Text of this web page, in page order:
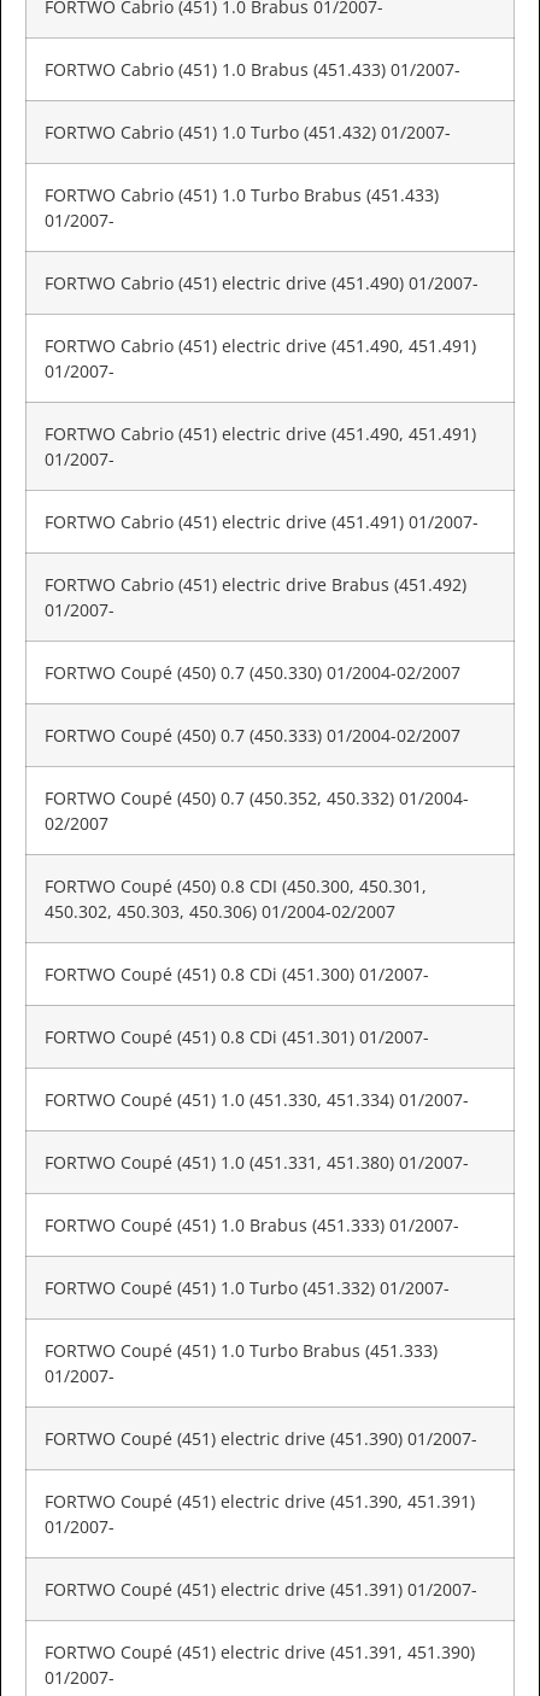
FORTWO Cabrio (451) 1.0 Brabus 01/2007-
FORTWO Cabrio (451) 1.0 Brabus (451.433) 01/2007-
FORTWO Cabrio (451) 1.0 Turbo (451.432) 01/2007-
FORTWO Cabrio (451) 1.0 Turbo Brabus (451.433)
01/2007-
FORTWO Cabrio (451) electric drive (451.490) 01/2007-
FORTWO Cabrio (451) electric drive (451.490, 451.491)
01/2007-
FORTWO Cabrio (451) electric drive (451.490, 451.491)
01/2007-
FORTWO Cabrio (451) electric drive (451.491) 01/2007-
FORTWO Cabrio (451) electric drive Brabus (451.492)
01/2007-
FORTWO Coupé (450) 0.7 (450.330) 01/2004-02/2007
FORTWO Coupé (450) 0.7 (450.333) 01/2004-02/2007
FORTWO Coupé (450) 0.7 (450.352, 450.332) 01/2004-
02/2007
FORTWO Coupé (450) 0.8 CDI (450.300, 450.301,
450.302, 450.303, 450.306) 01/2004-02/2007
FORTWO Coupé (451) 0.8 CDi (451.300) 01/2007-
FORTWO Coupé (451) 0.8 CDi (451.301) 01/2007-
FORTWO Coupé (451) 1.0 (451.330, 451.334) 01/2007-
FORTWO Coupé (451) 1.0 (451.331, 451.380) 01/2007-
FORTWO Coupé (451) 1.0 Brabus (451.333) 01/2007-
FORTWO Coupé (451) 1.0 Turbo (451.332) 01/2007-
FORTWO Coupé (451) 1.0 Turbo Brabus (451.333)
01/2007-
FORTWO Coupé (451) electric drive (451.390) 01/2007-
FORTWO Coupé (451) electric drive (451.390, 451.391)
01/2007-
FORTWO Coupé (451) electric drive (451.391) 01/2007-
FORTWO Coupé (451) electric drive (451.391, 451.390)
01/2007-